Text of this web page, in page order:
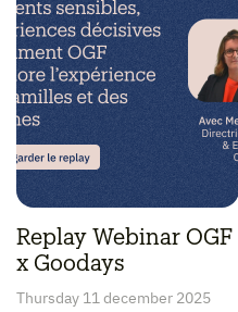
Replay Webinar OGF
x Goodays
Thursday 11 december 2025